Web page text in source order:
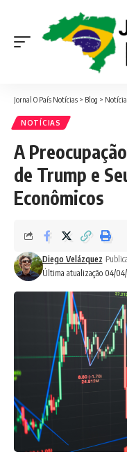
Jornal O País Notícias > Blog >
NOTÍCIAS
A
de Trump e
Econômicos
Última atualização 04/04/
Diego Velázquez